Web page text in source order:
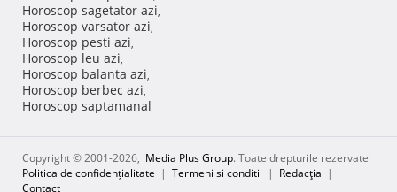
Horoscop sagetator azi,
Horoscop varsator azi,
Horoscop pesti azi,
Horoscop leu azi,
Horoscop balanta azi,
Horoscop berbec azi,
Horoscop saptamanal
Copyright © 2001-2026, iMedia Plus Group. Toate drepturile rezervate
Politica de confidențialitate | Termeni si conditii | Redacţia |
Contact